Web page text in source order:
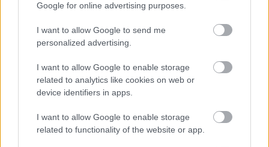
Google for online advertising purposes.
I want to allow Google to send me
personalized advertising.
I want to allow Google to enable storage
related to analytics like cookies on web or
device identifiers in apps.
I want to allow Google to enable storage
related to functionality of the website or app.